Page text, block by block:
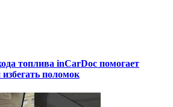
топлива inCarDoc помогает
поломок